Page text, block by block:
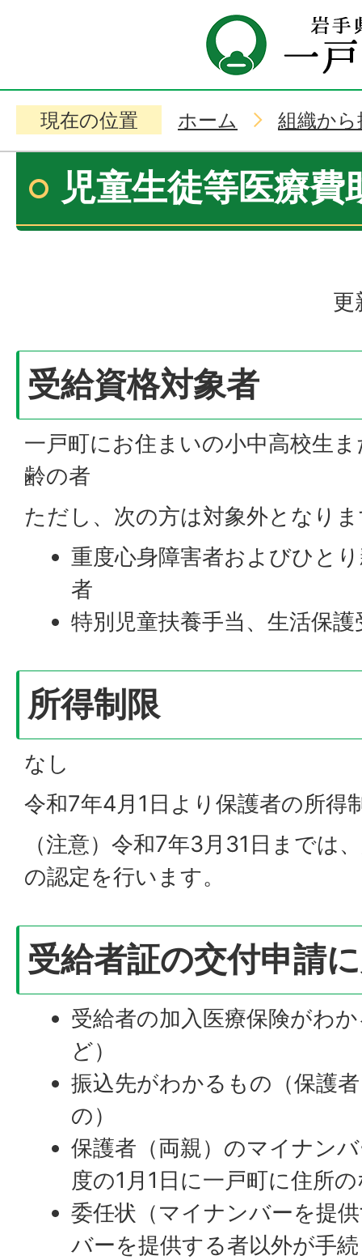
現在の位置 ホーム 組織か
児童生徒等医療費
更
受給資格対象者
一戸町にお住まいの小中高校生
齢の者
ただし、次の方は対象外となり
重度心身障害者およびひと
者
特別児童扶養手当、生活保護
所得制限
なし
令和7年4月1日より保護者の所得
（注意）令和7年3月31日までは
の認定を行います。
受給者証の交付申請
受給者の加入医療保険がわ
ど）
振込先がわかるもの（保護
の）
保護者（両親）のマイナン
度の1月1日に一戸町に住所
委任状（マイナンバーを提
バーを提供する者以外が手